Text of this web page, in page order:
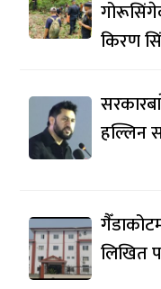
किरण
हल्लिन
लिखित